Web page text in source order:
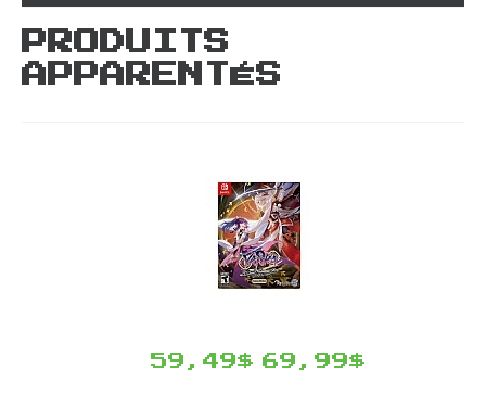
PRODUITS
APPARENTÉS
59,49$ 69,99$